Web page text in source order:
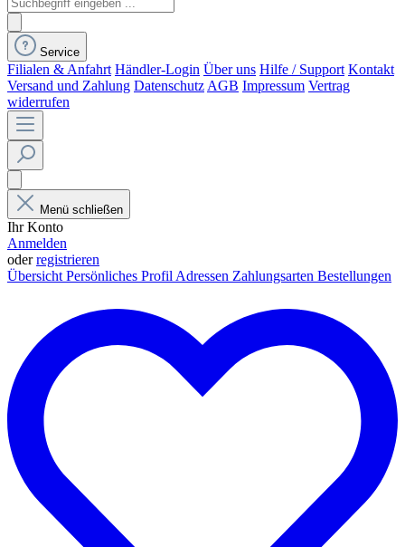
Service
Filialen & Anfahrt Händler-Login Über uns Hilfe / Support Kontakt
Versand und Zahlung Datenschutz AGB Impressum Vertrag
widerrufen
Menü schließen
Ihr Konto
Anmelden
oderregistrieren
Übersicht Persönliches Profil Adressen Zahlungsarten Bestellungen